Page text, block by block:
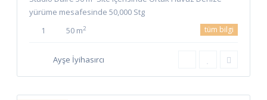
yürüme mesafesinde 50,000 Stg
1
50 m2 tüm bilgi
Ayşe İyihasırcı
Beach,